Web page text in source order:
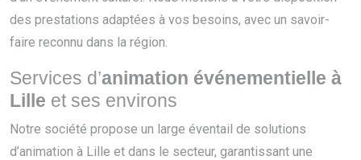
des prestations adaptées à vos besoins, avec un savoir-
faire reconnu dans la région.
Services d’animation événementielle à
Lille et ses environs
Notre société propose un large éventail de solutions
d’animation à Lille et dans le secteur, garantissant une